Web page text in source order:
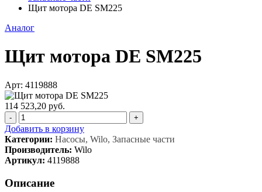
Щит мотора DE SM225
Аналог
Щит мотора DE SM225
Арт: 4119888
114 523,20 руб.
- +
Добавить в корзину
Категории: Насосы, Wilo, Запасные части
Производитель: Wilo
Артикул: 4119888
Описание